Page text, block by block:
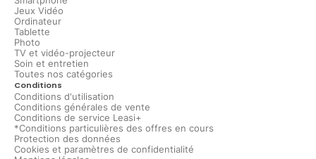
Jeux Vidéo
Ordinateur
Tablette
Photo
TV et vidéo-projecteur
Soin et entretien
Toutes nos catégories
Conditions
Conditions d'utilisation
Conditions générales de vente
Conditions de service Leasi+
*Conditions particulières des offres en cours
Protection des données
Cookies et paramètres de confidentialité